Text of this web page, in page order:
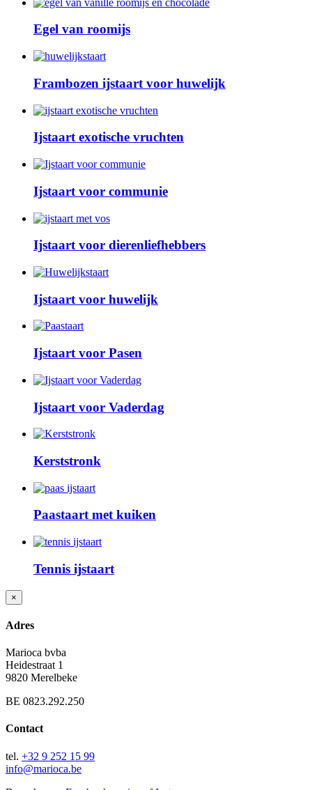
Egel van roomijs
Frambozen ijstaart voor huwelijk
Ijstaart exotische vruchten
Ijstaart voor communie
Ijstaart voor dierenliefhebbers
Ijstaart voor huwelijk
Ijstaart voor Pasen
Ijstaart voor Vaderdag
Kerststronk
Paastaart met kuiken
Tennis ijstaart
Close
product
view
×
Adres
Marioca bvba
Heidestraat 1
9820 Merelbeke
BE 0823.292.250
Contact
tel. +32 9 252 15 99
info@marioca.be